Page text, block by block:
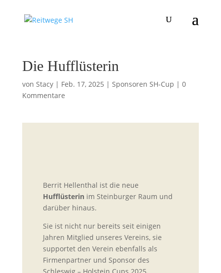
Die Hufflüsterin
von Stacy| Feb. 17, 2025 | Sponsoren SH-Cup | 0
Kommentare
Berrit Hellenthal ist die neue
Hufflüsterin im Steinburger Raum und
darüber hinaus.
Sie ist nicht nur bereits seit einigen
Jahren Mitglied unseres Vereins, sie
supportet den Verein ebenfalls als
Firmenpartner und Sponsor des